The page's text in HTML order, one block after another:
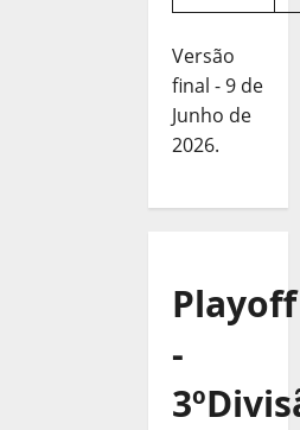
Versão
final - 9 de
Junho de
2026.
Playoff
-